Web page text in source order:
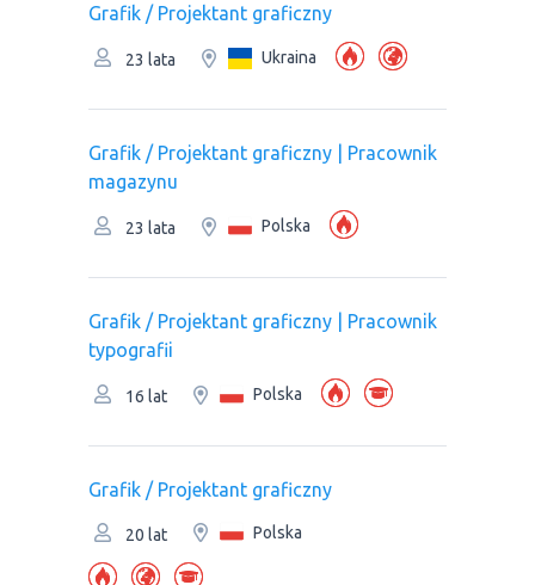
Grafik / Projektant graficzny
23 lata Ukraina
Grafik / Projektant graficzny | Рracownik
magazynu
23 lata Polska
Grafik / Projektant graficzny | Pracownik
typografii
16 lat Polska
Grafik / Projektant graficzny
20 lat Polska